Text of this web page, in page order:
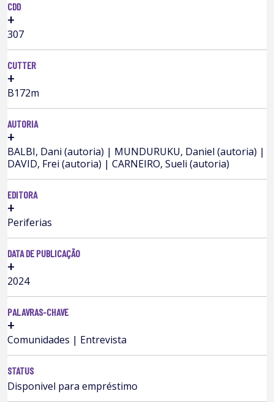
CDD
+
307
CUTTER
+
B172m
AUTORIA
+
BALBI, Dani (autoria) | MUNDURUKU, Daniel (autoria) |
DAVID, Frei (autoria) | CARNEIRO, Sueli (autoria)
EDITORA
+
Periferias
DATA DE PUBLICAÇÃO
+
2024
PALAVRAS-CHAVE
+
Comunidades | Entrevista
STATUS
Disponivel para empréstimo